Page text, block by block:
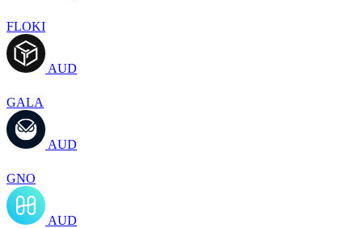
FLOKI
AUD
GALA
AUD
GNO
AUD